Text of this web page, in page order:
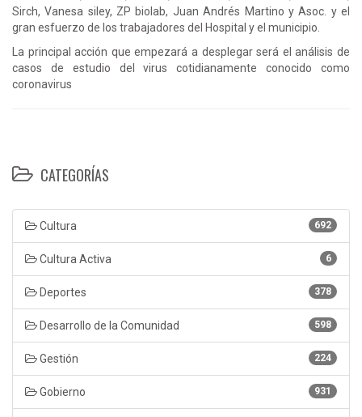
Sirch, Vanesa siley, ZP biolab, Juan Andrés Martino y Asoc. y el
gran esfuerzo de los trabajadores del Hospital y el municipio.
La principal acción que empezará a desplegar será el análisis de
casos de estudio del virus cotidianamente conocido como
coronavirus
CATEGORÍAS
692
Cultura
6
Cultura Activa
378
Deportes
598
Desarrollo de la Comunidad
224
Gestión
931
Gobierno